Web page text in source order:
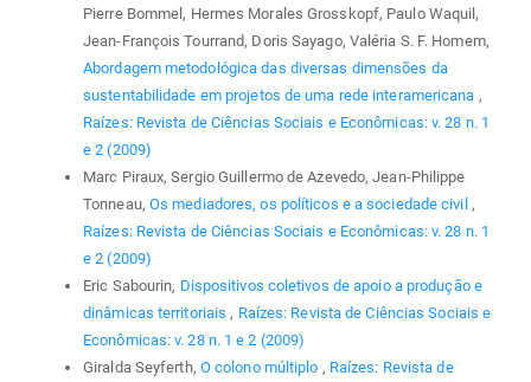
Pierre Bommel, Hermes Morales Grosskopf, Paulo Waquil,
Jean-François Tourrand, Doris Sayago, Valéria S. F. Homem,
Abordagem metodológica das diversas dimensões da
sustentabilidade em projetos de uma rede interamericana ,
Raízes: Revista de Ciências Sociais e Econômicas: v. 28 n. 1
e 2 (2009)
Marc Piraux, Sergio Guillermo de Azevedo, Jean-Philippe
Tonneau, Os mediadores, os políticos e a sociedade civil ,
Raízes: Revista de Ciências Sociais e Econômicas: v. 28 n. 1
e 2 (2009)
Eric Sabourin, Dispositivos coletivos de apoio a produção e
dinâmicas territoriais, Raízes: Revista de Ciências Sociais e
Econômicas: v. 28 n. 1 e 2 (2009)
Giralda Seyferth, O colono múltiplo , Raízes: Revista de